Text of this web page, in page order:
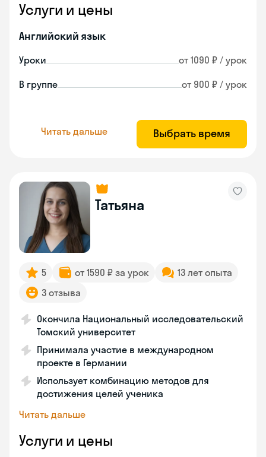
Услуги и цены
Английский язык
Уроки от 1090 ₽ / урок
В группе от 900 ₽ / урок
Читать дальше Выбрать время
Татьяна
5 от 1590 ₽ за урок
13 лет опыта
3 отзыва
Окончила Национальный исследовательский
Томский университет
Принимала участие в международном
проекте в Германии
Использует комбинацию методов для
достижения целей ученика
Читать дальше
Услуги и цены